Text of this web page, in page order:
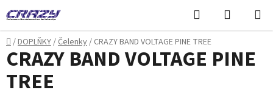
na
obsah
Hledat
KOŠÍK
Domů
/DOPLŇKY/Čelenky/ CRAZY BAND VOLTAGE PINE TREE
CRAZY BAND VOLTAGE PINE
TREE